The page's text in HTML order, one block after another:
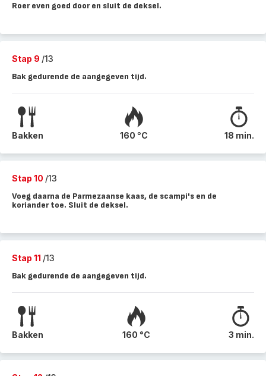
Roer even goed door en sluit de deksel.
Stap 9 /13
Bak gedurende de aangegeven tijd.
Bakken 160 °C 18 min.
Stap 10 /13
Voeg daarna de Parmezaanse kaas, de scampi's en de
koriander toe. Sluit de deksel.
Stap 11 /13
Bak gedurende de aangegeven tijd.
Bakken 160 °C 3 min.